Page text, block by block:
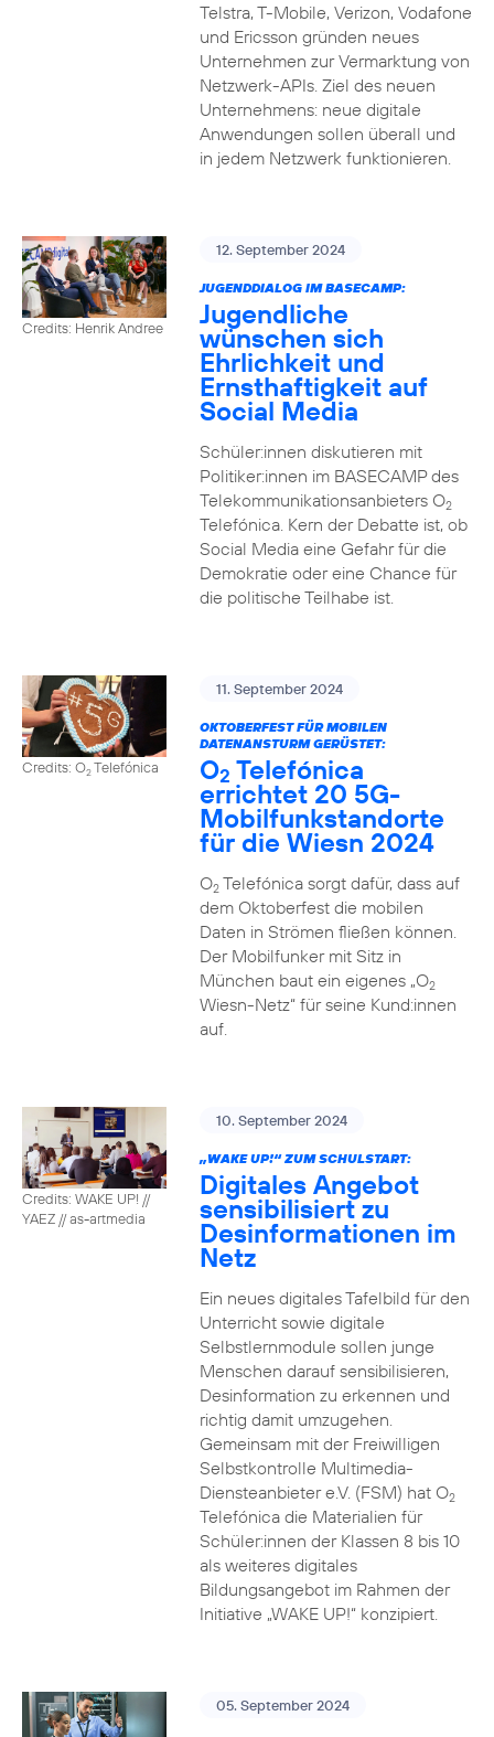
Telstra, T-Mobile, Verizon, Vodafone
und Ericsson gründen neues
Unternehmen zur Vermarktung von
Netzwerk-APIs. Ziel des neuen
Unternehmens: neue digitale
Anwendungen sollen überall und
in jedem Netzwerk funktionieren.
Credits: Henrik Andree
12. September 2024
JUGENDDIALOG IM BASECAMP:
Jugendliche
wünschen sich
Ehrlichkeit und
Ernsthaftigkeit auf
Social Media
Schüler:innen diskutieren mit
Politiker:innen im BASECAMP des
Telekommunikationsanbieters O2
Telefónica. Kern der Debatte ist, ob
Social Media eine Gefahr für die
Demokratie oder eine Chance für
die politische Teilhabe ist.
Credits: O2Telefónica
11. September 2024
OKTOBERFEST FÜR MOBILEN
DATENANSTURM GERÜSTET:
O2 Telefónica
errichtet 20 5G-
Mobilfunkstandorte
für die Wiesn 2024
O2Telefónica sorgt dafür, dass auf
dem Oktoberfest die mobilen
Daten in Strömen fließen können.
Der Mobilfunker mit Sitz in
München baut ein eigenes „O2
Wiesn-Netz“ für seine Kund:innen
auf.
Credits: WAKE UP! //
YAEZ // as-artmedia
10. September 2024
„WAKE UP!“ ZUM SCHULSTART:
Digitales Angebot
sensibilisiert zu
Desinformationen im
Netz
Ein neues digitales Tafelbild für den
Unterricht sowie digitale
Selbstlernmodule sollen junge
Menschen darauf sensibilisieren,
Desinformation zu erkennen und
richtig damit umzugehen.
Gemeinsam mit der Freiwilligen
Selbstkontrolle Multimedia-
Diensteanbieter e.V. (FSM) hat O2
Telefónica die Materialien für
Schüler:innen der Klassen 8 bis 10
als weiteres digitales
Bildungsangebot im Rahmen der
Initiative „WAKE UP!“ konzipiert.
05. September 2024